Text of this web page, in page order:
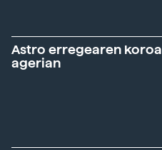
Astro erregearen koroa
agerian